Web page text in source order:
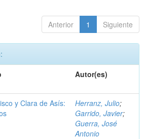
Anterior 1 Siguiente
Autor(es)
y Clara de Asís:
Herranz, Julio;
Garrido, Javier;
Guerra, José
Antonio